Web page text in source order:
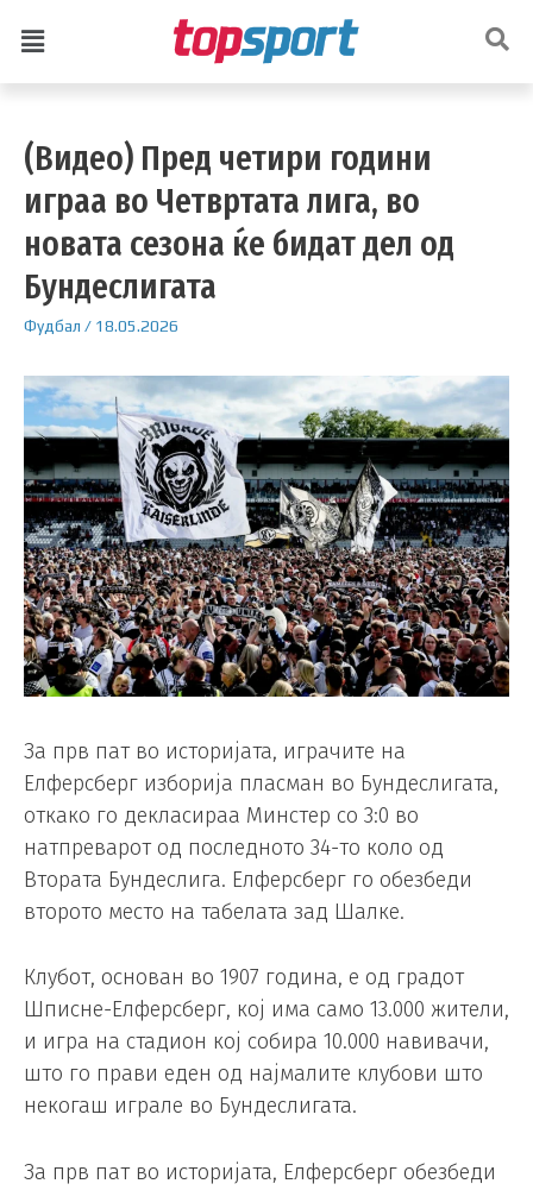
(Видео) Пред четири години
играа во Четвртата лига, во
новата сезона ќе бидат дел од
Бундеслигата
Фудбал / 18.05.2026
За прв пат во историјата, играчите на
Елферсберг изборија пласман во Бундеслигата,
откако го декласираа Минстер со 3:0 во
натпреварот од последното 34-то коло од
Втората Бундеслига. Елферсберг го обезбеди
второто место на табелата зад Шалке.
Клубот, основан во 1907 година, е од градот
Шписне-Елферсберг, кој има само 13.000 жители,
и игра на стадион кој собира 10.000 навивачи,
што го прави еден од најмалите клубови што
некогаш играле во Бундеслигата.
За прв пат во историјата, Елферсберг обезбеди